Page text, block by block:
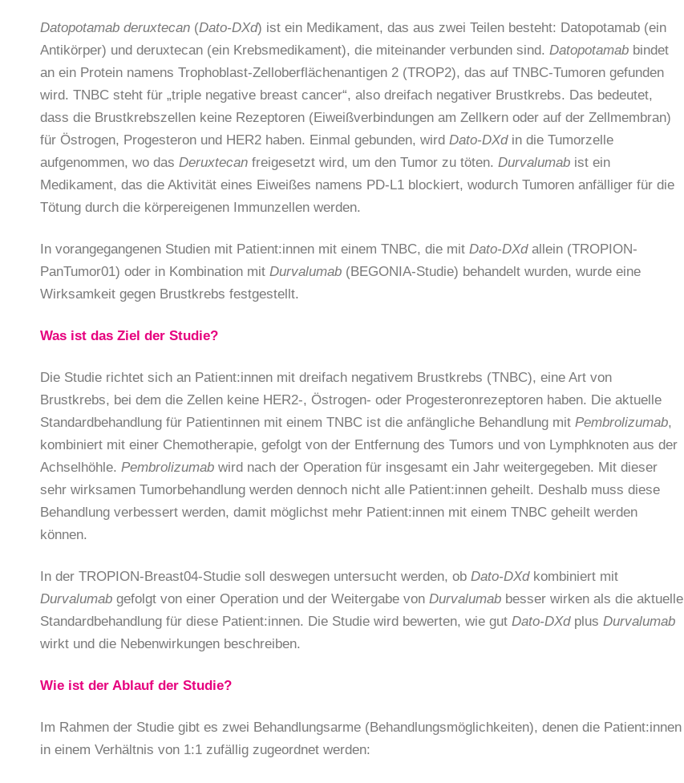
Datopotamab deruxtecan (Dato-DXd) ist ein Medikament, das aus zwei Teilen besteht: Datopotamab (ein
Antikörper) und deruxtecan (ein Krebsmedikament), die miteinander verbunden sind. Datopotamab bindet
an ein Protein namens Trophoblast-Zelloberflächenantigen 2 (TROP2), das auf TNBC-Tumoren gefunden
wird. TNBC steht für „triple negative breast cancer“, also dreifach negativer Brustkrebs. Das bedeutet,
dass die Brustkrebszellen keine Rezeptoren (Eiweißverbindungen am Zellkern oder auf der Zellmembran)
für Östrogen, Progesteron und HER2 haben. Einmal gebunden, wird Dato-DXdin die Tumorzelle
aufgenommen, wo das Deruxtecan freigesetzt wird, um den Tumor zu töten. Durvalumab ist ein
Medikament, das die Aktivität eines Eiweißes namens PD-L1 blockiert, wodurch Tumoren anfälliger für die
Tötung durch die körpereigenen Immunzellen werden.
In vorangegangenen Studien mit Patient:innen mit einem TNBC, die mit Dato-DXdallein (TROPION-
PanTumor01) oder in Kombination mit Durvalumab (BEGONIA-Studie) behandelt wurden, wurde eine
Wirksamkeit gegen Brustkrebs festgestellt.
Was ist das Ziel der Studie?
Die Studie richtet sich an Patient:innen mit dreifach negativem Brustkrebs (TNBC), eine Art von
Brustkrebs, bei dem die Zellen keine HER2-, Östrogen- oder Progesteronrezeptoren haben. Die aktuelle
Standardbehandlung für Patientinnen mit einem TNBC ist die anfängliche Behandlung mit Pembrolizumab,
kombiniert mit einer Chemotherapie, gefolgt von der Entfernung des Tumors und von Lymphknoten aus der
Achselhöhle. Pembrolizumab wird nach der Operation für insgesamt ein Jahr weitergegeben. Mit dieser
sehr wirksamen Tumorbehandlung werden dennoch nicht alle Patient:innen geheilt. Deshalb muss diese
Behandlung verbessert werden, damit möglichst mehr Patient:innen mit einem TNBC geheilt werden
können.
In der TROPION-Breast04-Studie soll deswegen untersucht werden, ob Dato-DXdkombiniert mit
Durvalumab gefolgt von einer Operation und der Weitergabe von Durvalumab besser wirken als die aktuelle
Standardbehandlung für diese Patient:innen. Die Studie wird bewerten, wie gut Dato-DXdplus Durvalumab
wirkt und die Nebenwirkungen beschreiben.
Wie ist der Ablauf der Studie?
Im Rahmen der Studie gibt es zwei Behandlungsarme (Behandlungsmöglichkeiten), denen die Patient:innen
in einem Verhältnis von 1:1 zufällig zugeordnet werden: